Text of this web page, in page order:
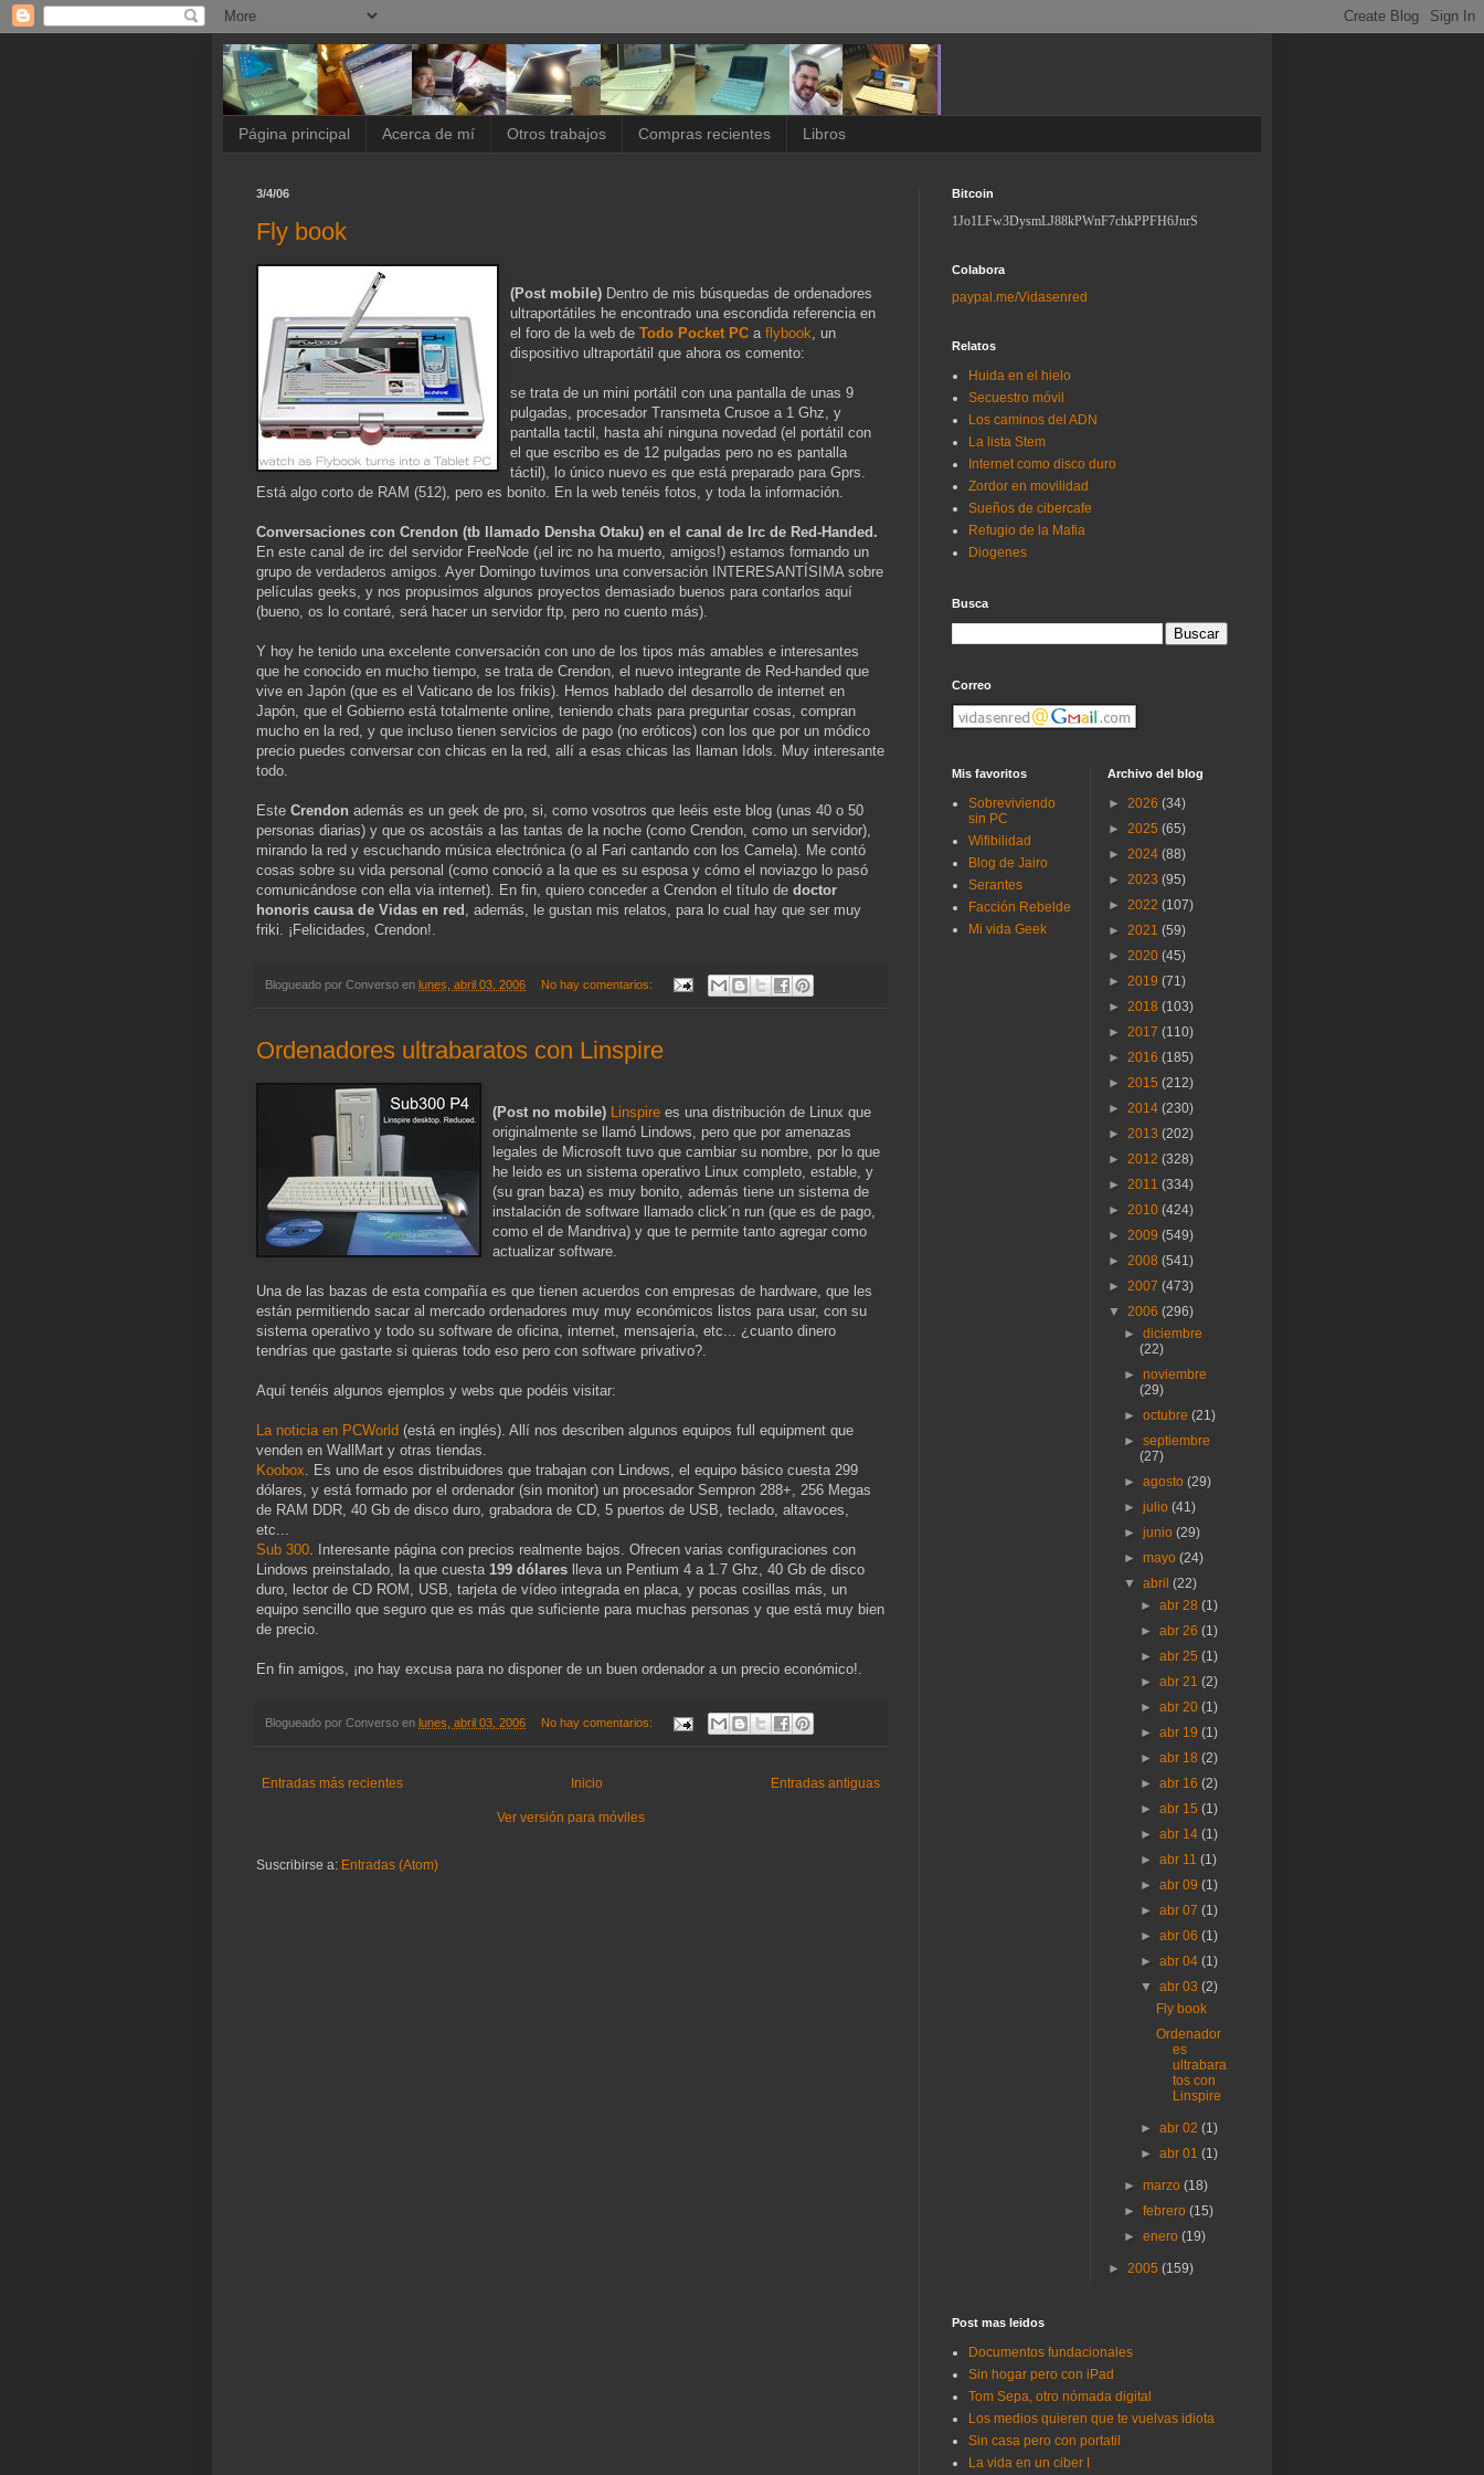
Página principal Acerca de mí Otros trabajos Compras recientes Libros
3/4/06
Fly book
(Post mobile) Dentro de mis búsquedas de ordenadores
ultraportátiles he encontrado una escondida referencia en
el foro de la web de Todo Pocket PC a flybook, un
dispositivo ultraportátil que ahora os comento:
se trata de un mini portátil con una pantalla de unas 9
pulgadas, procesador Transmeta Crusoe a 1 Ghz, y
pantalla tactil, hasta ahí ninguna novedad (el portátil con
el que escribo es de 12 pulgadas pero no es pantalla
táctil), lo único nuevo es que está preparado para Gprs.
Está algo corto de RAM (512), pero es bonito. En la web tenéis fotos, y toda la información.
Conversaciones con Crendon (tb llamado Densha Otaku) en el canal de Irc de Red-Handed.
En este canal de irc del servidor FreeNode (¡el irc no ha muerto, amigos!) estamos formando un
grupo de verdaderos amigos. Ayer Domingo tuvimos una conversación INTERESANTÍSIMA sobre
películas geeks, y nos propusimos algunos proyectos demasiado buenos para contarlos aquí
(bueno, os lo contaré, será hacer un servidor ftp, pero no cuento más).
Y hoy he tenido una excelente conversación con uno de los tipos más amables e interesantes
que he conocido en mucho tiempo, se trata de Crendon, el nuevo integrante de Red-handed que
vive en Japón (que es el Vaticano de los frikis). Hemos hablado del desarrollo de internet en
Japón, que el Gobierno está totalmente online, teniendo chats para preguntar cosas, compran
mucho en la red, y que incluso tienen servicios de pago (no eróticos) con los que por un módico
precio puedes conversar con chicas en la red, allí a esas chicas las llaman Idols. Muy interesante
todo.
Este Crendon además es un geek de pro, si, como vosotros que leéis este blog (unas 40 o 50
personas diarias) y que os acostáis a las tantas de la noche (como Crendon, como un servidor),
mirando la red y escuchando música electrónica (o al Fari cantando con los Camela). Me contó
cosas sobre su vida personal (como conoció a la que es su esposa y cómo el noviazgo lo pasó
comunicándose con ella via internet). En fin, quiero conceder a Crendon el título de doctor
honoris causa de Vidas en red , además, le gustan mis relatos, para lo cual hay que ser muy
friki. ¡Felicidades, Crendon!.
Blogueado por Converso en lunes, abril 03, 2006 No hay comentarios:
Ordenadores ultrabaratos con Linspire
(Post no mobile) Linspire es una distribución de Linux que
originalmente se llamó Lindows, pero que por amenazas
legales de Microsoft tuvo que cambiar su nombre, por lo que
he leido es un sistema operativo Linux completo, estable, y
(su gran baza) es muy bonito, además tiene un sistema de
instalación de software llamado click´n run (que es de pago,
como el de Mandriva) y que te permite tanto agregar como
actualizar software.
Una de las bazas de esta compañía es que tienen acuerdos con empresas de hardware, que les
están permitiendo sacar al mercado ordenadores muy muy económicos listos para usar, con su
sistema operativo y todo su software de oficina, internet, mensajería, etc... ¿cuanto dinero
tendrías que gastarte si quieras todo eso pero con software privativo?.
Aquí tenéis algunos ejemplos y webs que podéis visitar:
La noticia en PCWorld (está en inglés). Allí nos describen algunos equipos full equipment que
venden en WallMart y otras tiendas.
Koobox. Es uno de esos distribuidores que trabajan con Lindows, el equipo básico cuesta 299
dólares, y está formado por el ordenador (sin monitor) un procesador Sempron 288+, 256 Megas
de RAM DDR, 40 Gb de disco duro, grabadora de CD, 5 puertos de USB, teclado, altavoces,
etc...
Sub 300. Interesante página con precios realmente bajos. Ofrecen varias configuraciones con
Lindows preinstalado, la que cuesta 199 dólares
lleva un Pentium 4 a 1.7 Ghz, 40 Gb de disco
duro, lector de CD ROM, USB, tarjeta de vídeo integrada en placa, y pocas cosillas más, un
equipo sencillo que seguro que es más que suficiente para muchas personas y que está muy bien
de precio.
En fin amigos, ¡no hay excusa para no disponer de un buen ordenador a un precio económico!.
Blogueado por Converso en lunes, abril 03, 2006 No hay comentarios:
Entradas más recientes Entradas antiguas
Inicio
Ver versión para móviles
Suscribirse a: Entradas (Atom)
Bitcoin
1Jo1LFw3DysmLJ88kPWnF7chkPPFH6JnrS
Colabora
paypal.me/Vidasenred
Relatos
Huida en el hielo
Secuestro móvil
Los caminos del ADN
La lista Stem
Internet como disco duro
Zordor en movilidad
Sueños de cibercafe
Refugio de la Mafia
Diogenes
Busca
Correo
Mis favoritos
Sobreviviendo
sin PC
Wifibilidad
Blog de Jairo
Serantes
Facción Rebelde
Mi vida Geek
Archivo del blog
► 2026 (34)
► 2025 (65)
► 2024 (88)
► 2023 (95)
► 2022 (107)
► 2021 (59)
► 2020 (45)
► 2019 (71)
► 2018 (103)
► 2017 (110)
► 2016 (185)
► 2015 (212)
► 2014 (230)
► 2013 (202)
► 2012 (328)
► 2011 (334)
► 2010 (424)
► 2009 (549)
► 2008 (541)
► 2007 (473)
▼ 2006 (296)
►diciembre
(22)
►noviembre
(29)
►octubre(21)
►septiembre
(27)
►agosto(29)
►julio(41)
►junio(29)
►mayo(24)
▼abril(22)
► abr 28 (1)
► abr 26 (1)
► abr 25 (1)
► abr 21 (2)
► abr 20 (1)
► abr 19 (1)
► abr 18 (2)
► abr 16 (2)
► abr 15 (1)
► abr 14 (1)
► abr 11 (1)
► abr 09 (1)
► abr 07 (1)
► abr 06 (1)
► abr 04 (1)
▼ abr 03 (2)
Fly book
Ordenador
es
ultrabara
tos con
Linspire
► abr 02 (1)
► abr 01 (1)
►marzo(18)
►febrero(15)
►enero(19)
► 2005 (159)
Post mas lei­dos
Documentos fundacionales
Sin hogar pero con iPad
Tom Sepa, otro nómada digital
Los medios quieren que te vuelvas idiota
Sin casa pero con portatil
La vida en un ciber I